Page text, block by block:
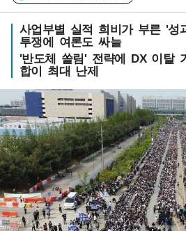
사업부별 실적 희비가 부른 '
투쟁에 여론도 싸늘
'반도체 쏠림' 전략에 DX 이탈
합이 최대 난제